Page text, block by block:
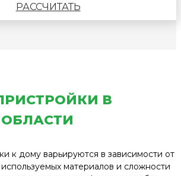
РАССЧИТАТЬ
В
к дому варьируются в зависимости от
материалов и сложности